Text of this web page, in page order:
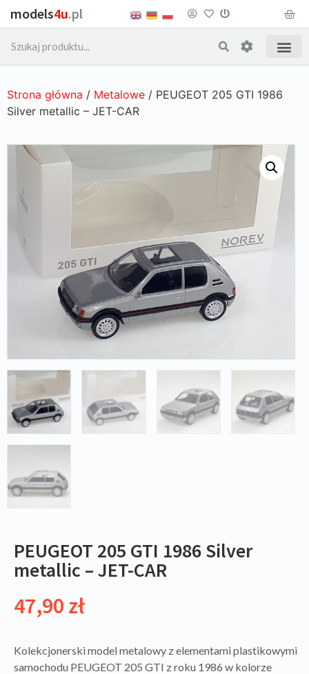
models4u.pl
Strona główna / Metalowe / PEUGEOT 205 GTI 1986
Silver metallic – JET-CAR
PEUGEOT 205 GTI 1986 Silver
metallic – JET-CAR
47,90 zł
Kolekcjonerski model metalowy z elementami plastikowymi
samochodu PEUGEOT 205 GTI z roku 1986 w kolorze